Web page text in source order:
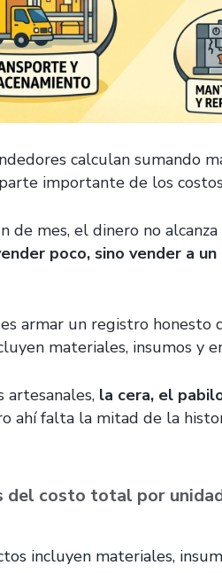
calculan sumando
importante de los
de mes, el dinero no
poco, sino vender a
armar un registro honesto
materiales, insumos y
artesanales, la cera, el
ahí falta la mitad de la
del costo total por
incluyen materiales,